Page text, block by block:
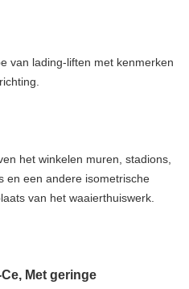
van lading-liften met kenmerken
het winkelen muren, stadions,
en een andere isometrische
van het waaierthuiswerk.